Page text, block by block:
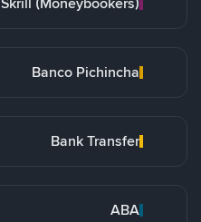
Banco Pichincha
Bank Transfer
ABA